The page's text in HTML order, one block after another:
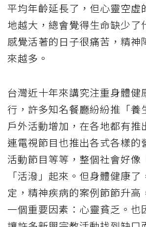
平均年齡延長了，但心靈空虛
地越大，總會覺得生命缺少了
感覺活著的日子很痛苦，精神
來越多。
台灣近十年來講究注重身體健
行，許多知名餐廳紛紛推「養
戶外活動增加，在各地都有推
連電視節目也推出各式各樣的
活動節目等等，整個社會好像
「活潑」起來。但身體健康
定，精神疾病的案例節節升高
一個重要因素：心靈貧乏。也